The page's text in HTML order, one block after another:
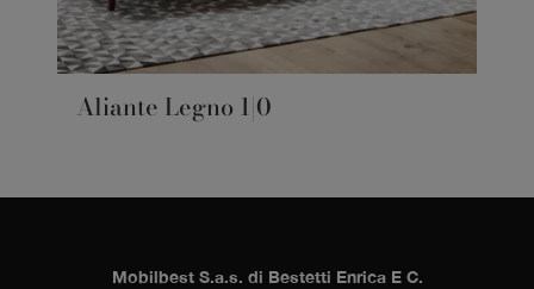
Aliante Legno 1|0
Mobilbest S.a.s. di Bestetti Enrica E C.